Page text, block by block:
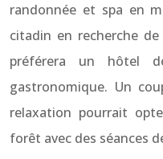
randonnée et spa en
citadin en recherche
préférera un hôtel
gastronomique. Un
relaxation pourrait
forêt avec des séances